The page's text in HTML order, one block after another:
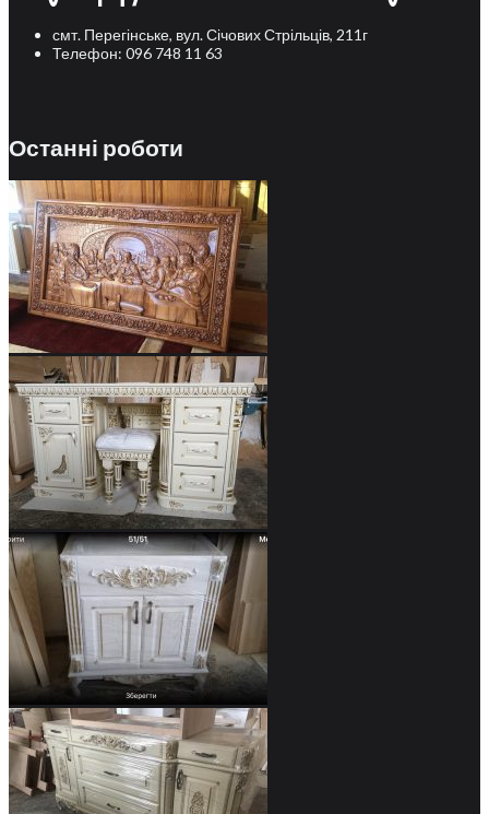
смт. Перегінське, вул. Січових Стрільців, 211г
Телефон: 096 748 11 63
Останні роботи